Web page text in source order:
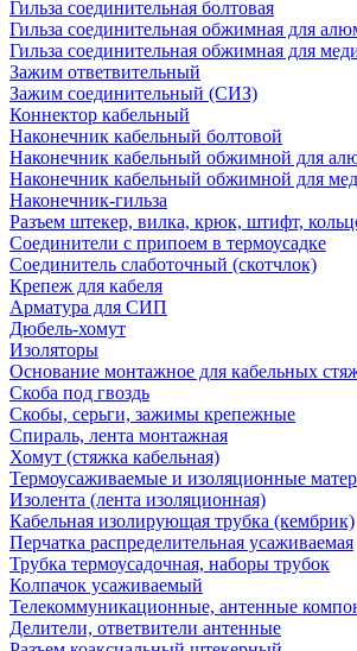
Гильза соединительная болтовая
Гильза соединительная обжимная для
Гильза соединительная обжимная для
Зажим ответвительный
Зажим соединительный (СИЗ)
Коннектор кабельный
Наконечник кабельный болтовой
Наконечник кабельный обжимной для
Наконечник кабельный обжимной для
Наконечник-гильза
Разъем штекер, вилка, крюк, штифт,
Соединители с припоем в термоусадке
Соединитель слаботочный (скотчлок)
Крепеж для кабеля
Арматура для СИП
Дюбель-хомут
Изоляторы
Основание монтажное для кабельных
Скоба под гвоздь
Скобы, серьги, зажимы крепежные
Спираль, лента монтажная
Хомут (стяжка кабельная)
Термоусаживаемые и изоляционные
Изолента (лента изоляционная)
Кабельная изолирующая трубка (кембрик)
Перчатка распределительная усаживаемая
Трубка термоусадочная, наборы трубок
Колпачок усаживаемый
Телекоммуникационные, антенные
Делители, ответвители антенные